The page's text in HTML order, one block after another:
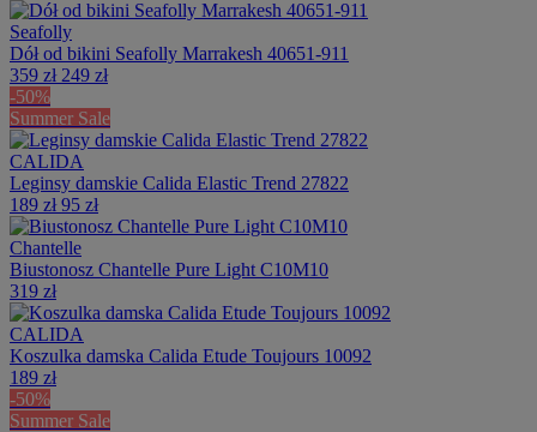
Seafolly
Dół od bikini Seafolly Marrakesh 40651-911
359 zł 249 zł
-50%
Summer Sale
CALIDA
Leginsy damskie Calida Elastic Trend 27822
189 zł 95 zł
Chantelle
Biustonosz Chantelle Pure Light C10M10
319 zł
CALIDA
Koszulka damska Calida Etude Toujours 10092
189 zł
-50%
Summer Sale